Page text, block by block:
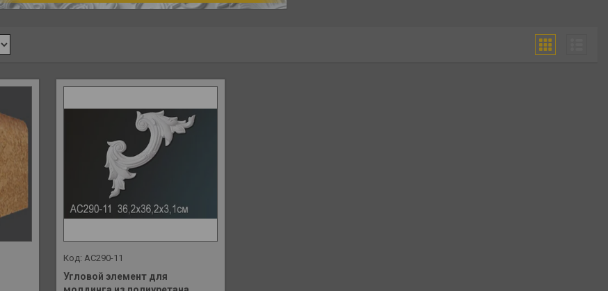
AC290-11
Угловой элемент для